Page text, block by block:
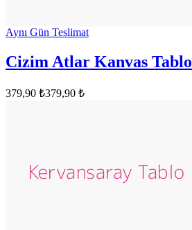
Aynı Gün Teslimat
Cizim Atlar Kanvas Tablo
379,90 ₺379,90 ₺